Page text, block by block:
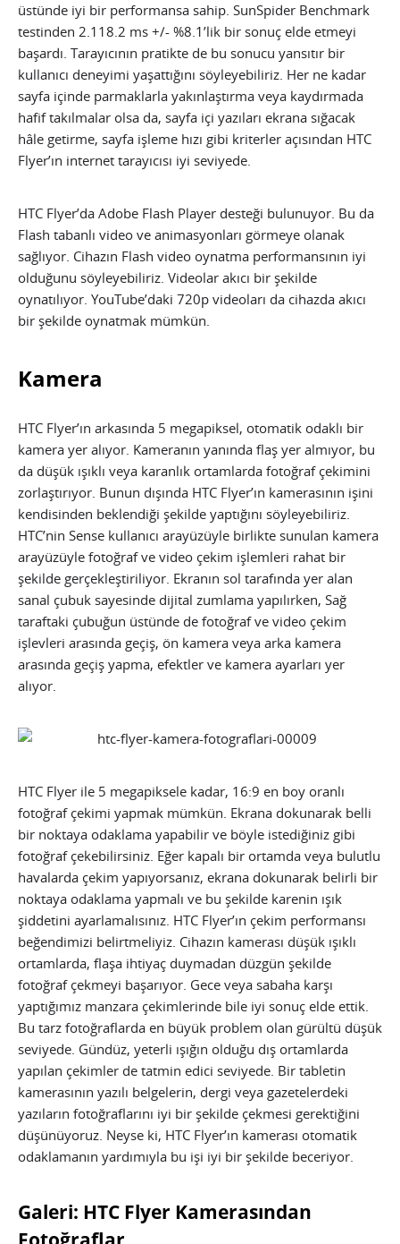
üstünde iyi bir performansa sahip. SunSpider Benchmark
testinden 2.118.2 ms +/- %8.1’lik bir sonuç elde etmeyi
başardı. Tarayıcının pratikte de bu sonucu yansıtır bir
kullanıcı deneyimi yaşattığını söyleyebiliriz. Her ne kadar
sayfa içinde parmaklarla yakınlaştırma veya kaydırmada
hafif takılmalar olsa da, sayfa içi yazıları ekrana sığacak
hâle getirme, sayfa işleme hızı gibi kriterler açısından HTC
Flyer’ın internet tarayıcısı iyi seviyede.
HTC Flyer’da Adobe Flash Player desteği bulunuyor. Bu da
Flash tabanlı video ve animasyonları görmeye olanak
sağlıyor. Cihazın Flash video oynatma performansının iyi
olduğunu söyleyebiliriz. Videolar akıcı bir şekilde
oynatılıyor. YouTube’daki 720p videoları da cihazda akıcı
bir şekilde oynatmak mümkün.
Kamera
HTC Flyer’ın arkasında 5 megapiksel, otomatik odaklı bir
kamera yer alıyor. Kameranın yanında flaş yer almıyor, bu
da düşük ışıklı veya karanlık ortamlarda fotoğraf çekimini
zorlaştırıyor. Bunun dışında HTC Flyer’ın kamerasının işini
kendisinden beklendiği şekilde yaptığını söyleyebiliriz.
HTC’nin Sense kullanıcı arayüzüyle birlikte sunulan kamera
arayüzüyle fotoğraf ve video çekim işlemleri rahat bir
şekilde gerçekleştiriliyor. Ekranın sol tarafında yer alan
sanal çubuk sayesinde dijital zumlama yapılırken, Sağ
taraftaki çubuğun üstünde de fotoğraf ve video çekim
işlevleri arasında geçiş, ön kamera veya arka kamera
arasında geçiş yapma, efektler ve kamera ayarları yer
alıyor.
HTC Flyer ile 5 megapiksele kadar, 16:9 en boy oranlı
fotoğraf çekimi yapmak mümkün. Ekrana dokunarak belli
bir noktaya odaklama yapabilir ve böyle istediğiniz gibi
fotoğraf çekebilirsiniz. Eğer kapalı bir ortamda veya bulutlu
havalarda çekim yapıyorsanız, ekrana dokunarak belirli bir
noktaya odaklama yapmalı ve bu şekilde karenin ışık
şiddetini ayarlamalısınız. HTC Flyer’ın çekim performansı
beğendimizi belirtmeliyiz. Cihazın kamerası düşük ışıklı
ortamlarda, flaşa ihtiyaç duymadan düzgün şekilde
fotoğraf çekmeyi başarıyor. Gece veya sabaha karşı
yaptığımız manzara çekimlerinde bile iyi sonuç elde ettik.
Bu tarz fotoğraflarda en büyük problem olan gürültü düşük
seviyede. Gündüz, yeterli ışığın olduğu dış ortamlarda
yapılan çekimler de tatmin edici seviyede. Bir tabletin
kamerasının yazılı belgelerin, dergi veya gazetelerdeki
yazıların fotoğraflarını iyi bir şekilde çekmesi gerektiğini
düşünüyoruz. Neyse ki, HTC Flyer’ın kamerası otomatik
odaklamanın yardımıyla bu işi iyi bir şekilde beceriyor.
Galeri: HTC Flyer Kamerasından